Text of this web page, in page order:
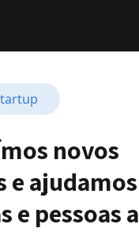
novos
e ajudamos
e pessoas a